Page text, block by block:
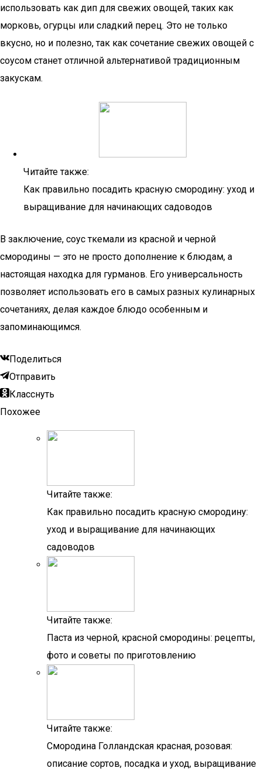
использовать как дип для свежих овощей, таких как
морковь, огурцы или сладкий перец. Это не только
вкусно, но и полезно, так как сочетание свежих овощей с
соусом станет отличной альтернативой традиционным
закускам.
Читайте также:
Как правильно посадить красную смородину: уход и
выращивание для начинающих садоводов
В заключение, соус ткемали из красной и черной
смородины — это не просто дополнение к блюдам, а
настоящая находка для гурманов. Его универсальность
позволяет использовать его в самых разных кулинарных
сочетаниях, делая каждое блюдо особенным и
запоминающимся.
Поделиться
Отправить
Класснуть
Похожее
Читайте также:
Как правильно посадить красную смородину:
уход и выращивание для начинающих
садоводов
Читайте также:
Паста из черной, красной смородины: рецепты,
фото и советы по приготовлению
Читайте также:
Смородина Голландская красная, розовая:
описание сортов, посадка и уход, выращивание